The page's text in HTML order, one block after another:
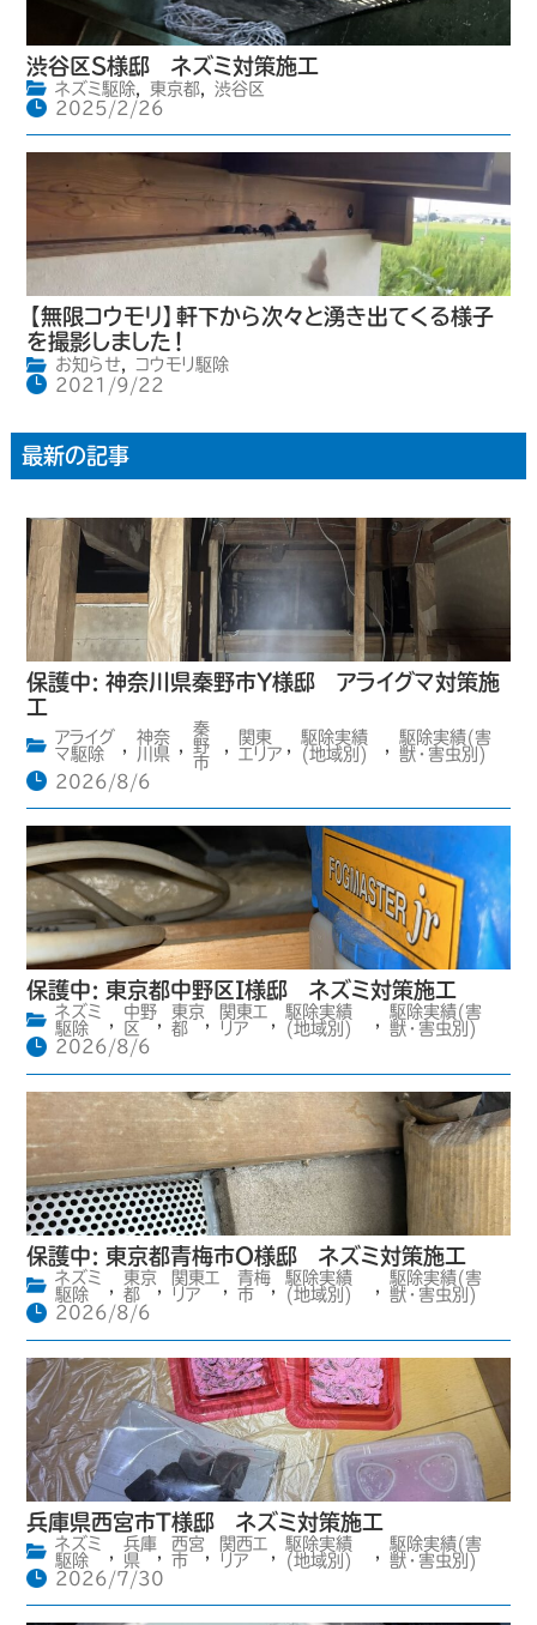
渋谷区S様邸 ネズミ対策施工
ネズミ駆除, 東京都,
渋谷区
2025/2/26
【無限コウモリ】軒下から次々と湧き出てくる様子
を撮影しました！
お知らせ,
コウモリ駆除
2021/9/22
最新の記事
保護中: 神奈川県秦野市Y様邸 アライグマ対策施
工
アライグ
マ駆除
,
神奈
川県 ,
秦
野
市
,
関東
エリア ,
駆除実績
(地域別)
,
駆除実績(害
獣・害虫別)
2026/8/6
保護中: 東京都中野区I様邸 ネズミ対策施工
ネズミ
駆除
,
中野
区
,
東京
都
,
関東エ
リア
,
駆除実績
(地域別)
,
駆除実績(害
獣・害虫別)
2026/8/6
保護中: 東京都青梅市O様邸 ネズミ対策施工
ネズミ
駆除
東京
都
関東エ
リア
青梅
市
駆除実績
(地域別)
駆除実績(害
獣・害虫別)
2026/8/6
兵庫県西宮市T様邸 ネズミ対策施工
ネズミ
駆除
兵庫
県
,
西宮
市
関西エ
リア
駆除実績
(地域別)
駆除実績(害
獣・害虫別)
2026/7/30